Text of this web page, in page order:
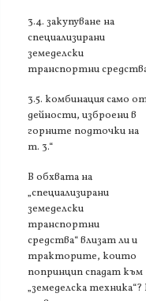
3.4. закупуване на
специализирани
земеделски
транспортни
3.5. комбинация само
дейности, изброени в
горните подточки на
т. 3.“
В обхвата на
„специализирани
земеделски
транспортни
средства“ влизат ли и
тракторите, които
попринцип спадат към
„земеделска техника“?